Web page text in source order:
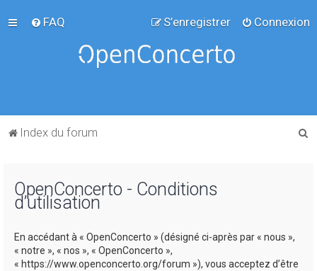
FAQ Connexion
S’enregistrer
Index du forum
OpenConcerto - Conditions
d’utilisation
En accédant à « OpenConcerto » (désigné ci-après par « nous »,
« notre », « nos », « OpenConcerto »,
« https://www.openconcerto.org/forum »), vous acceptez d’être